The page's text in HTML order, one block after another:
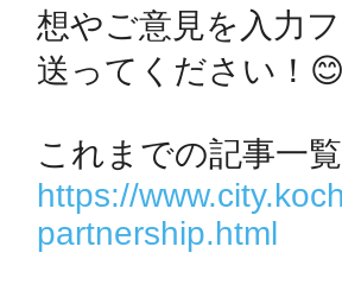
想やご意見を入力
送ってください！😊
https://
partnership.html